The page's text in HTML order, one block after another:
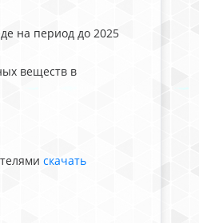
на период до 2025
веществ в
скачать